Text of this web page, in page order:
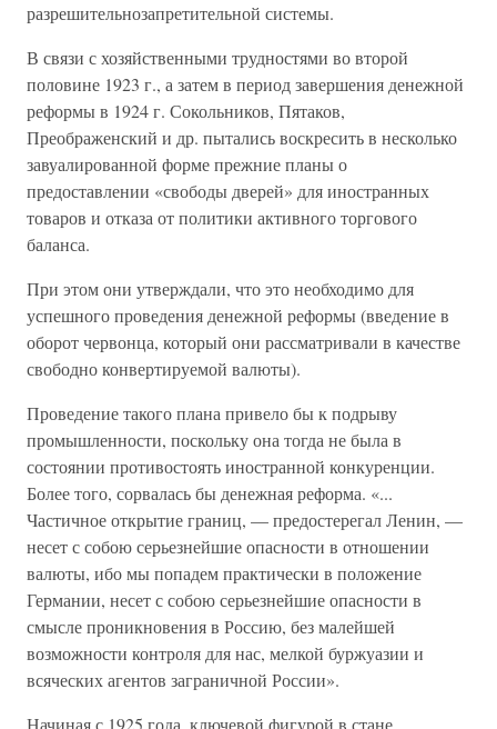
разрешительнозапретительной системы.
В связи с хозяйственными трудностями во второй
половине 1923 г., а затем в период завершения денежной
реформы в 1924 г. Сокольников, Пятаков,
Преображенский и др. пытались воскресить в несколько
завуалированной форме прежние планы о
предоставлении «свободы дверей» для иностранных
товаров и отказа от политики активного торгового
баланса.
При этом они утверждали, что это необходимо для
успешного проведения денежной реформы (введение в
оборот червонца, который они рассматривали в качестве
свободно конвертируемой валюты).
Проведение такого плана привело бы к подрыву
промышленности, поскольку она тогда не была в
состоянии противостоять иностранной конкуренции.
Более того, сорвалась бы денежная реформа. «...
Частичное открытие границ, — предостерегал Ленин, —
несет с собою серьезнейшие опасности в отношении
валюты, ибо мы попадем практически в положение
Германии, несет с собою серьезнейшие опасности в
смысле проникновения в Россию, без малейшей
возможности контроля для нас, мелкой буржуазии и
всяческих агентов заграничной России».
Начиная с 1925 года, ключевой фигурой в стане